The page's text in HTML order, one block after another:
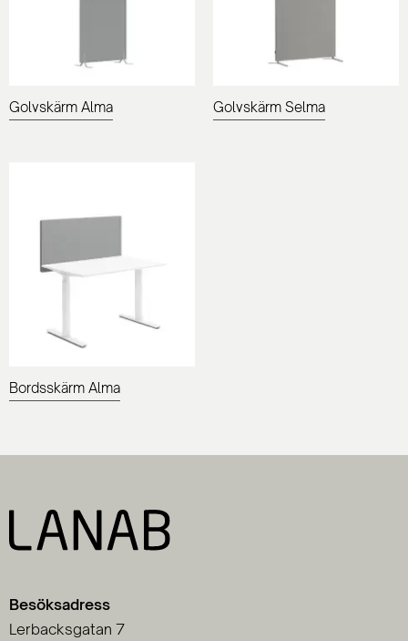
Golvskärm Alma Golvskärm Selma
Bordsskärm Alma
Besöksadress
Lerbacksgatan 7